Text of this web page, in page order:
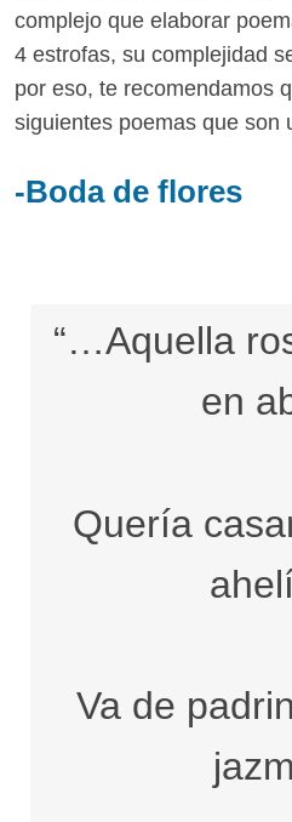
complejo que elaborar
4 estrofas, su complejidad
por eso, te recomendamos
siguientes poemas que son
-Boda de flores
“…Aquella
en
Quería
Va de